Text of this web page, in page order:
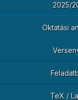
2025/
Oktatási
TeX /